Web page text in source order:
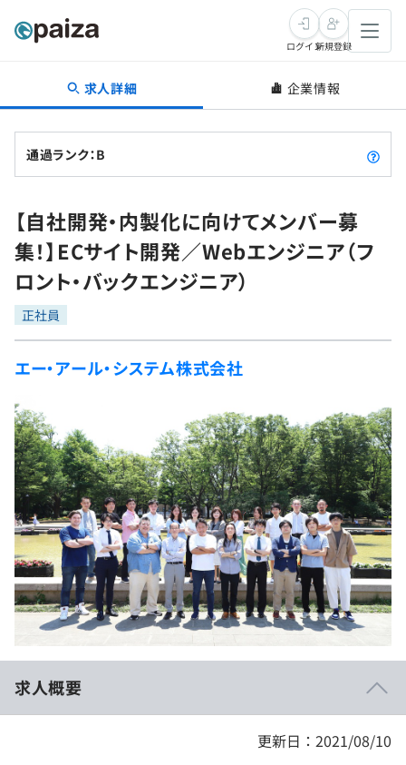
転職・キャリア
転職成功ガイド
転職エージェント
インタビュー
転職成功ガイド
新卒就活
求人検索
本選考
インターン
新卒エージェント
イベント・セミナー
インタビュー
就活成功ガイド
学習
問題集
4択課題
リファレンス
プラン
個人向けプラン
法人向けプラン
学校向けプラン
契約内容・クーポン
プログラミング言語
再チャレンジ結果一覧
ゲーム・マンガ
paiza times
note
ログイン新規登録
求人詳細 企業情報
通過ランク：B
【自社開発・内製化に向けてメンバー募
集！】ECサイト開発／Webエンジニア（フ
ロント・バックエンジニア）
正社員
エー・アール・システム株式会社
求人概要
更新日：2021/08/10